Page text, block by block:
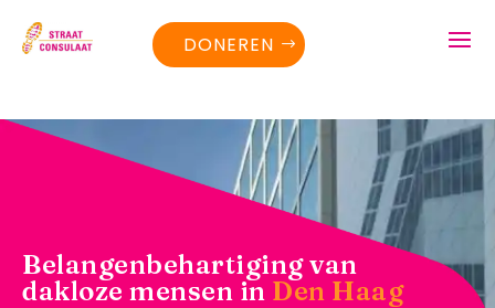
DONEREN
Belangenbehartiging van
dakloze mensen in Den Haag